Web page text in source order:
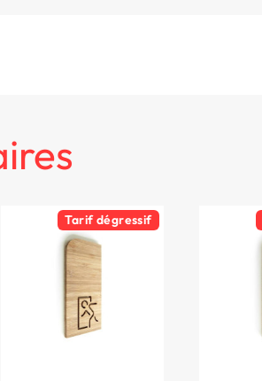
Tarif dégressif